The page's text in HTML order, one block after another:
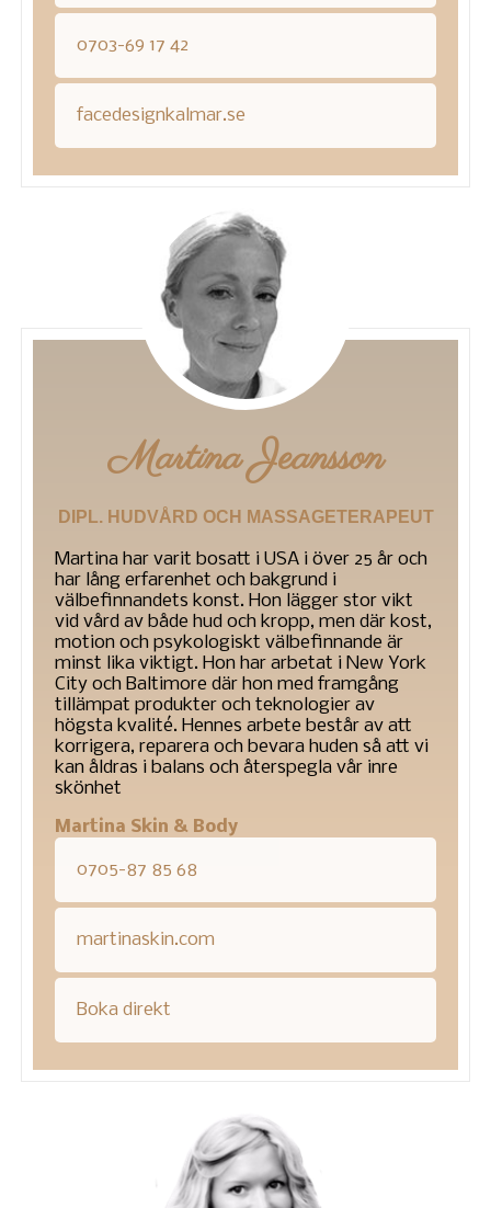
0703-69 17 42
facedesignkalmar.se
Martina Jeansson
DIPL. HUDVÅRD OCH MASSAGETERAPEUT
Martina har varit bosatt i USA i över 25 år och
har lång erfarenhet och bakgrund i
välbefinnandets konst. Hon lägger stor vikt
vid vård av både hud och kropp, men där kost,
motion och psykologiskt välbefinnande är
minst lika viktigt. Hon har arbetat i New York
City och Baltimore där hon med framgång
tillämpat produkter och teknologier av
högsta kvalité. Hennes arbete består av att
korrigera, reparera och bevara huden så att vi
kan åldras i balans och återspegla vår inre
skönhet
Martina Skin & Body
0705-87 85 68
martinaskin.com
Boka direkt